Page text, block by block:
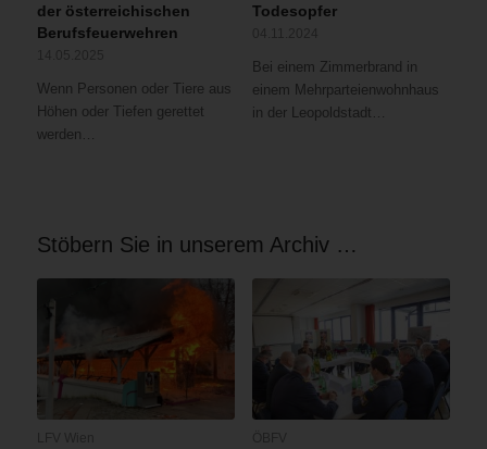
der österreichischen
Berufsfeuerwehren
Wenn Personen oder Tiere aus
Höhen oder Tiefen gerettet
werden…
Todesopfer
Bei einem Zimmerbrand in
einem Mehrparteienwohnhaus
in der Leopoldstadt…
Stöbern Sie in unserem Archiv …